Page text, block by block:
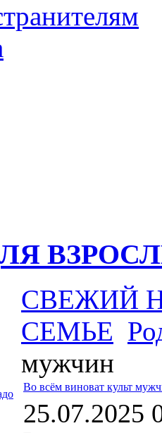
СВЕЖИЙ
СЕМЬЕ
мужчин
Во всём виноват культ
25.07.2025